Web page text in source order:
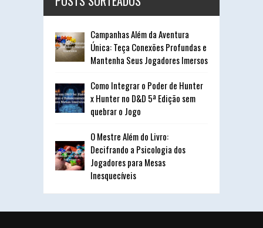
Campanhas Além da Aventura
Única: Teça Conexões Profundas e
Mantenha Seus Jogadores Imersos
Como Integrar o Poder de Hunter
x Hunter no D&D 5ª Edição sem
quebrar o Jogo
O Mestre Além do Livro:
Decifrando a Psicologia dos
Jogadores para Mesas
Inesquecíveis